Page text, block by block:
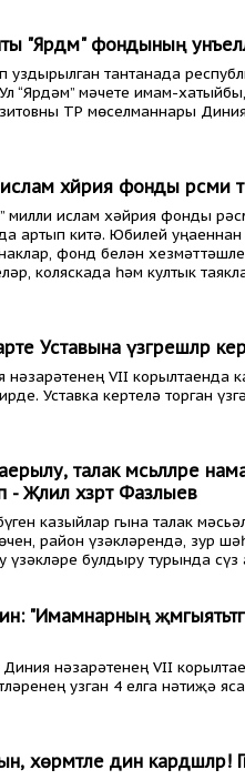
"Ярдәм" фондының
уздырылган тантанада
“Ярдәм” мәчете имам-
ТР мөселманнары
хәйрия фонды рәсми
милли ислам хәйрия фонды
артып китә. Юбилей
фонд белән
коляскада һәм култык
Уставына үзгәрешләр
VII корылтаенда
Уставка кертелә торган
талак мәсьәләләре
Җәлил хәзрәт Фазлыев
казыйлар гына талак
район үзәкләрендә, зур
үзәкләре булдыру турында
"Имамнарның
нәзарәтенең VII
узган 4 елга нәтиҗә
хөрмәтле дин